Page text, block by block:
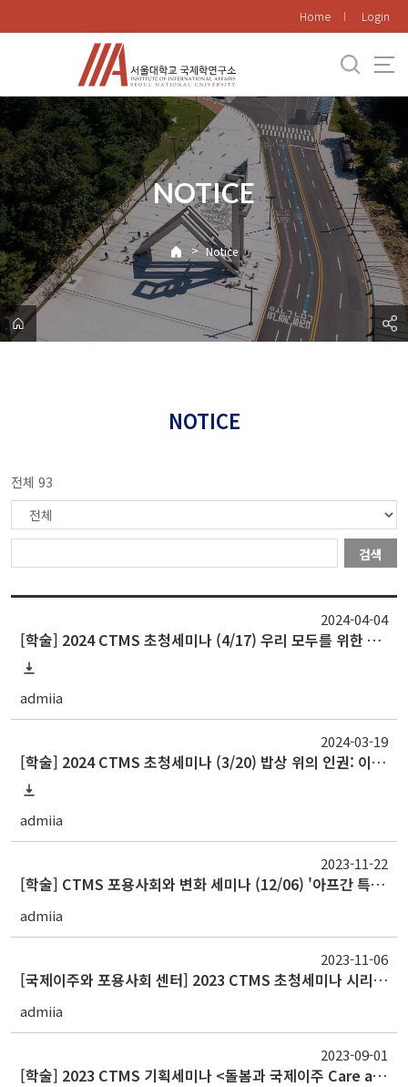
로
메
뉴
Home Login
NOTICE
> Notice
NOTICE
전체 93
검색
[학술] 2024 CTMS 초청세미나 (4/17) 우리 모두를 위한 페미니즘: 지속 가능하고 포용적인 미래 만들기 (A Feminism for All of Us: Building Sustainable Inclusive Futur
admiia
2024-04-04
[학술] 2024 CTMS 초청세미나 (3/20) 밥상 위의 인권: 이주, 농업, 노동 (Human Rights on Our Plate: Migration, Agriculture, Labor)
admiia
2024-03-19
[학술] CTMS 포용사회와 변화 세미나 (12/06) '아프간 특별기여자 자녀 공교육 지원'
admiia
2023-11-22
[국제이주와 포용사회 센터] 2023 CTMS 초청세미나 시리즈ㅣ <포용사회와 변화>
admiia
2023-11-06
[학술] 2023 CTMS 기획세미나 <돌봄과 국제이주 Care and Transnational Migration> 제1회 캐나다 내 이주 돌봄 노동자: 정책, 이슈 및 근황 (Migrant Care Workers i
2023-09-01